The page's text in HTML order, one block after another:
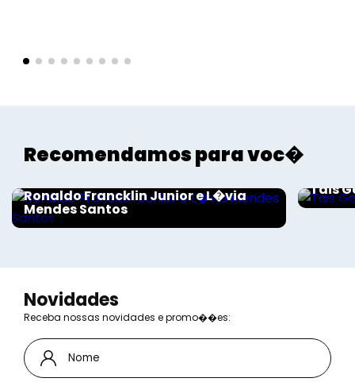
Recomendamos para voc�
Ronaldo Francklin Junior e L�via
Mendes Santos
Tais
Novidades
Receba nossas novidades e promo��es: